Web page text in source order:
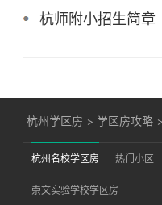
杭师附小招生简章
杭州学区房 > 学区房攻略 >
杭州名校学区房 热门小区
崇文实验学校学区房